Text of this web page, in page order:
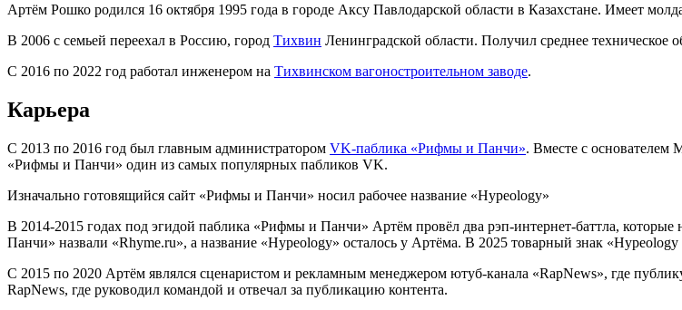
Артём Рошко родился 16 октября 1995 года в городе Аксу Павлодарской области в Казахстане. Имеет
В 2006 с семьей переехал в Россию, город Тихвин Ленинградской области. Получил среднее
С 2016 по 2022 год работал инженером на Тихвинском вагоностроительном заводе.
Карьера
С 2013 по 2016 год был главным администратором VK-паблика «Рифмы и Панчи». Вместе с
«Рифмы и Панчи» один из самых популярных пабликов VK.
Изначально готовящийся сайт «Рифмы и Панчи» носил рабочее название «Hypeology»
В 2014-2015 годах под эгидой паблика «Рифмы и Панчи» Артём провёл два рэп-интернет-баттла,
Панчи» назвали «Rhyme.ru», а название «Hypeology» осталось у Артёма. В 2025 товарный знак
C 2015 по 2020 Артём являлся сценаристом и рекламным менеджером ютуб-канала «RapNews», где
RapNews, где руководил командой и отвечал за публикацию контента.